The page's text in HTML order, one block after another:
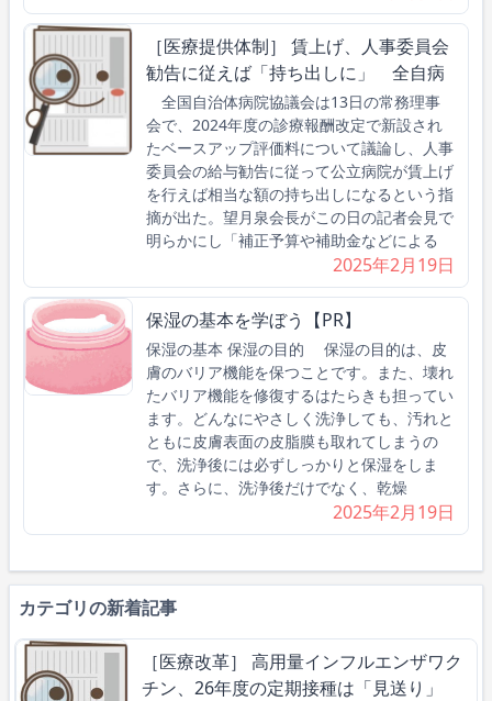
［医療提供体制］ 賃上げ、人事委員会
勧告に従えば「持ち出しに」 全自病
全国自治体病院協議会は13日の常務理事
会で、2024年度の診療報酬改定で新設され
たベースアップ評価料について議論し、人事
委員会の給与勧告に従って公立病院が賃上げ
を行えば相当な額の持ち出しになるという指
摘が出た。望月泉会長がこの日の記者会見で
明らかにし「補正予算や補助金などによる
2025年2月19日
保湿の基本を学ぼう【PR】
保湿の基本 保湿の目的 保湿の目的は、皮
膚のバリア機能を保つことです。また、壊れ
たバリア機能を修復するはたらきも担ってい
ます。どんなにやさしく洗浄しても、汚れと
ともに皮膚表面の皮脂膜も取れてしまうの
で、洗浄後には必ずしっかりと保湿をしま
す。さらに、洗浄後だけでなく、乾燥
2025年2月19日
カテゴリの新着記事
［医療改革］ 高用量インフルエンザワク
チン、26年度の定期接種は「見送り」